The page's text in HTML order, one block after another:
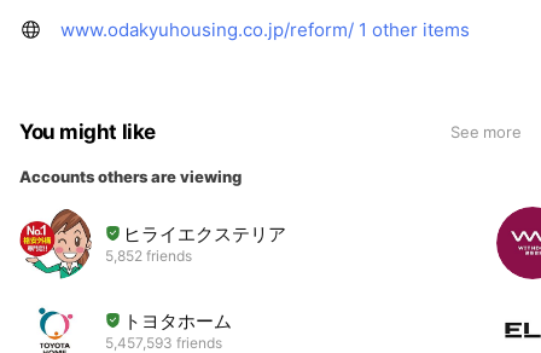
www.odakyuhousing.co.jp/reform/ 1 other items
You might like See more
Accounts others are viewing
ヒライエクステリア
5,852 friends
トヨタホーム
5,457,593 friends